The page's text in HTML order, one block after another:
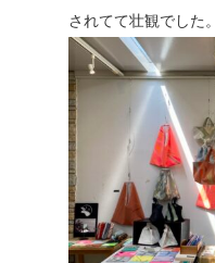
されてて壮観でした。